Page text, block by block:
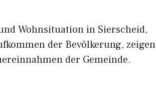
Wohnsituation in Sierscheid,
der Bevölkerung, zeigen
der Gemeinde.